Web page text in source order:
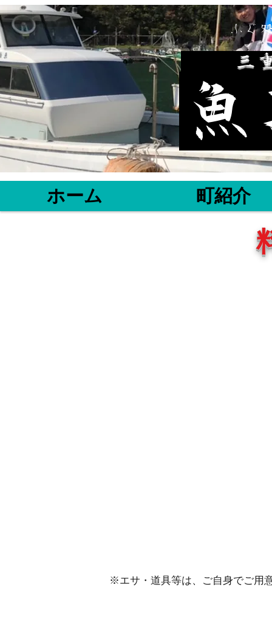
ふぐ
三重
ホーム 町紹介
​※エサ・道具等は、ご自身でご用